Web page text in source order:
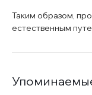
Таким образом,
естественным